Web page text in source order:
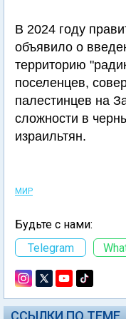
В 2024 году
объявило о
территорию
поселенцев,
палестинцев на
сложности в
израильтян.
МИР
Будьте с нами:
Telegram
ССЫЛКИ ПО ТЕМЕ